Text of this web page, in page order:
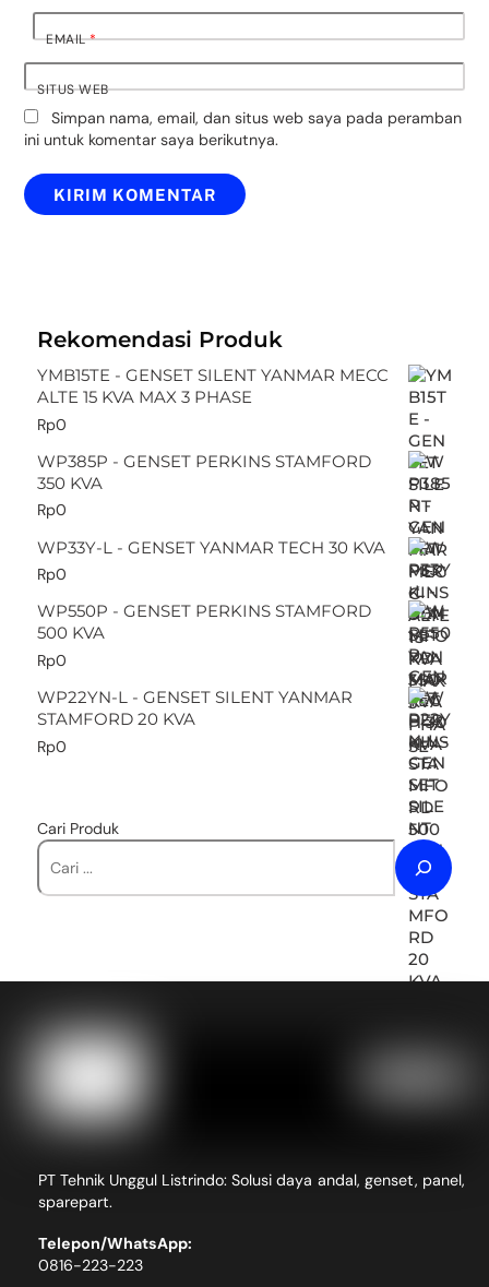
EMAIL*
SITUS WEB
Simpan nama, email, dan situs web saya pada peramban
ini untuk komentar saya berikutnya.
Rekomendasi Produk
YMB15TE - GENSET SILENT YANMAR MECC
ALTE 15 KVA MAX 3 PHASE
Rp0
WP385P - GENSET PERKINS STAMFORD
350 KVA
Rp0
WP33Y-L - GENSET YANMAR TECH 30 KVA
Rp0
WP550P - GENSET PERKINS STAMFORD
500 KVA
Rp0
WP22YN-L - GENSET SILENT YANMAR
STAMFORD 20 KVA
Rp0
Cari Produk
PT Tehnik Unggul Listrindo: Solusi daya andal, genset, panel,
sparepart.
Telepon/WhatsApp:
0816-223-223